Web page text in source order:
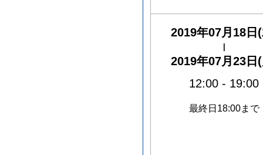
2019年07月18日
2019年07月23日
12:00 - 19:00
最終日18:00まで